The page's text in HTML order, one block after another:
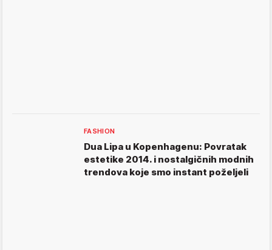
FASHION
Dua Lipa u Kopenhagenu: Povratak
estetike 2014. i nostalgičnih modnih
trendova koje smo instant poželjeli